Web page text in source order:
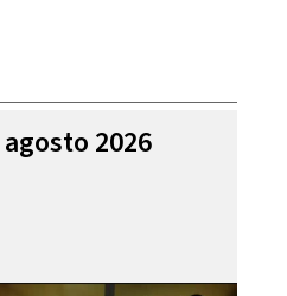
2026